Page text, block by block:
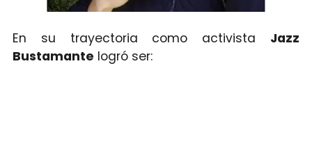
En su trayectoria como activista Jazz
Bustamante logró ser: